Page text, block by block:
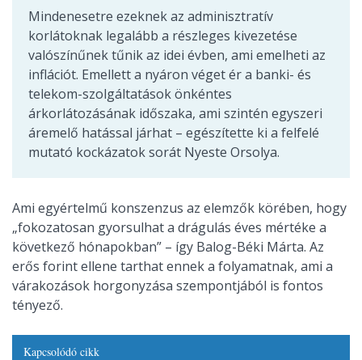
Mindenesetre ezeknek az adminisztratív
korlátoknak legalább a részleges kivezetése
valószínűnek tűnik az idei évben, ami emelheti az
inflációt. Emellett a nyáron véget ér a banki- és
telekom-szolgáltatások önkéntes
árkorlátozásának időszaka, ami szintén egyszeri
áremelő hatással járhat – egészítette ki a felfelé
mutató kockázatok sorát Nyeste Orsolya.
Ami egyértelmű konszenzus az elemzők körében, hogy
„fokozatosan gyorsulhat a drágulás éves mértéke a
következő hónapokban” – így Balog-Béki Márta. Az
erős forint ellene tarthat ennek a folyamatnak, ami a
várakozások horgonyzása szempontjából is fontos
tényező.
Kapcsolódó cikk